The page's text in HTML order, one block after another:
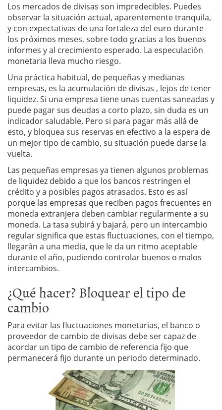
Los mercados de divisas son impredecibles. Puedes
observar la situación actual, aparentemente tranquila,
y con expectativas de una fortaleza del euro durante
los próximos meses, sobre todo gracias a los buenos
informes y al crecimiento esperado. La especulación
monetaria lleva mucho riesgo.
Una práctica habitual, de pequeñas y medianas
empresas, es la acumulación de divisas , lejos de tener
liquidez. Si una empresa tiene unas cuentas saneadas y
puede pagar sus deudas a corto plazo, sin duda es un
indicador saludable. Pero si para pagar más allá de
esto, y bloquea sus reservas en efectivo a la espera de
un mejor tipo de cambio, su situación puede darse la
vuelta.
Las pequeñas empresas ya tienen algunos problemas
de liquidez debido a que los bancos restringen el
crédito y a posibles pagos atrasados. Esto es así
porque las empresas que reciben pagos frecuentes en
moneda extranjera deben cambiar regularmente a su
moneda. La tasa subirá y bajará, pero un intercambio
regular significa que estas fluctuaciones, con el tiempo,
llegarán a una media, que le da un ritmo aceptable
durante el año, pudiendo controlar buenos o malos
intercambios.
¿Qué hacer? Bloquear el tipo de
cambio
Para evitar las fluctuaciones monetarias, el banco o
proveedor de cambio de divisas debe ser capaz de
acordar un tipo de cambio de referencia fijo que
permanecerá fijo durante un periodo determinado.